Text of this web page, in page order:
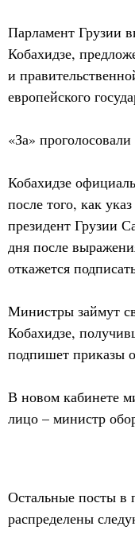
Парламент Грузии
Кобахидзе,
и
европейского
«За»
Кобахидзе
после того, как
президент Грузии
дня после
откажется
Министры займут
Кобахидзе,
подпишет приказы
В новом кабинете
лицо – министр
Остальные посты в
распределены